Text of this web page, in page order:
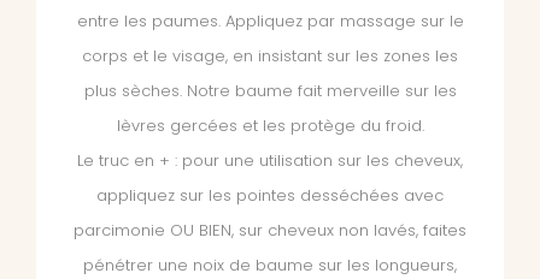
entre les paumes. Appliquez par massage sur le
corps et le visage, en insistant sur les zones les
plus sèches. Notre baume fait merveille sur les
lèvres gercées et les protège du froid.
Le truc en + : pour une utilisation sur les cheveux,
appliquez sur les pointes desséchées avec
parcimonie OU BIEN, sur cheveux non lavés, faites
pénétrer une noix de baume sur les longueurs,